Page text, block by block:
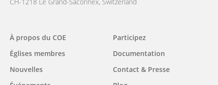
Main
navigation
À propos du COE
Églises membres
Nouvelles
Participez
Documentation
Contact & Presse